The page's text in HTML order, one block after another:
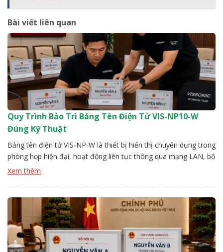
Bài viết liên quan
Quy Trình Bảo Trì Bảng Tên Điện Tử VIS-NP10-W
Đúng Kỹ Thuật
Bảng tên điện tử VIS-NP-W là thiết bị hiển thị chuyên dụng trong
phòng họp hiện đại, hoạt động liên tục thông qua mạng LAN, bộ
điều khiển trung tâm. Sau một thời gian vận hành, nếu không có
[…]
Xem thêm